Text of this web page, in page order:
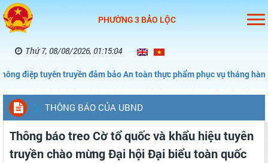
PHƯỜNG 3 BẢO LỘC
Thứ 7, 08/08/2026, 01:15:05
truyền đảm bảo An toàn thực phẩm phục vụ tháng hành động vì
THÔNG BÁO CỦA UBND
Thông báo treo Cờ tổ quốc và khẩu hiệu tuyên
truyền chào mừng Đại hội Đại biểu toàn quốc